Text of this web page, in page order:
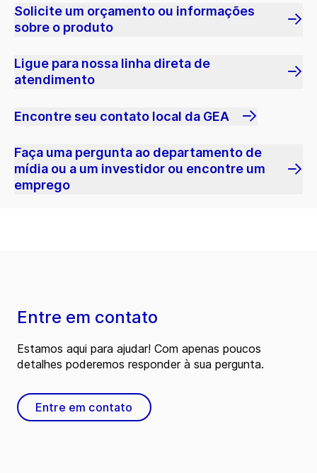
Solicite um orçamento ou informações
sobre o produto
Ligue para nossa linha direta de
atendimento
Encontre seu contato local da GEA
Faça uma pergunta ao departamento de
mídia ou a um investidor ou encontre um
emprego
Entre em contato
Estamos aqui para ajudar! Com apenas poucos
detalhes poderemos responder à sua pergunta.
Entre em contato